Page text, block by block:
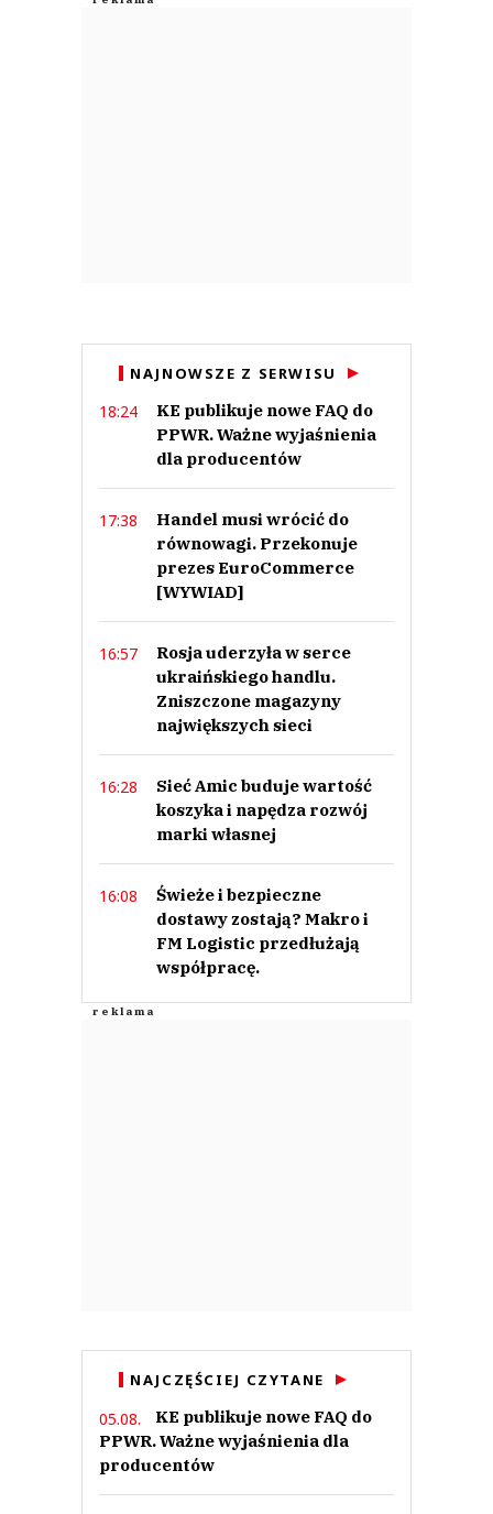
NAJNOWSZE Z SERWISU
18:24
KE publikuje nowe FAQ do
PPWR. Ważne wyjaśnienia
dla producentów
17:38
Handel musi wrócić do
równowagi. Przekonuje
prezes EuroCommerce
[WYWIAD]
16:57
Rosja uderzyła w serce
ukraińskiego handlu.
Zniszczone magazyny
największych sieci
16:28
Sieć Amic buduje wartość
koszyka i napędza rozwój
marki własnej
16:08
Świeże i bezpieczne
dostawy zostają? Makro i
FM Logistic przedłużają
współpracę.
NAJCZĘŚCIEJ CZYTANE
05.08.
KE publikuje nowe FAQ do
PPWR. Ważne wyjaśnienia dla
producentów